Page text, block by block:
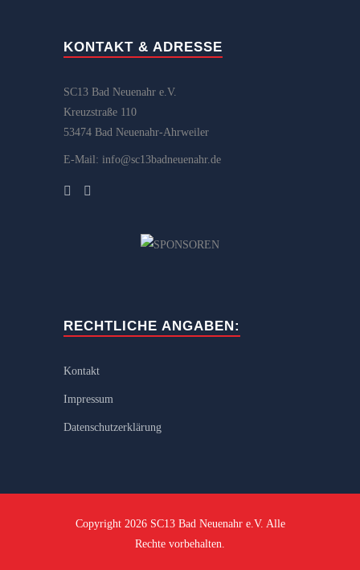
KONTAKT & ADRESSE
SC13 Bad Neuenahr e.V.
Kreuzstraße 110
53474 Bad Neuenahr-Ahrweiler
E-Mail: info@sc13badneuenahr.de
RECHTLICHE ANGABEN:
Kontakt
Impressum
Datenschutzerklärung
Copyright 2026 SC13 Bad Neuenahr e.V. Alle
Rechte vorbehalten.